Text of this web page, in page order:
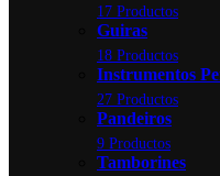
17 Productos
Guiras
18 Productos
Instrumentos
27 Productos
Pandeiros
9 Productos
Tamborines